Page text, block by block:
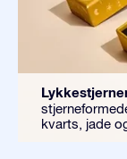
kvarts, jade